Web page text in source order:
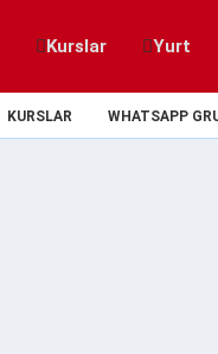
Kurslar Yurt
KURSLAR WHATSAPP